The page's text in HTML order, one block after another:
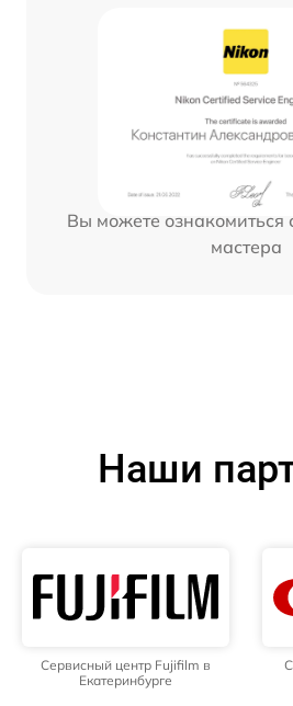
Вы можете ознакомиться
мастера
Наши
Сервисный центр Fujifilm в
Екатеринбурге